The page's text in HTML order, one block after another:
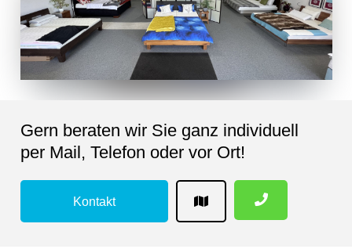
Gern beraten wir Sie ganz individuell
per Mail, Telefon oder vor Ort!
Kontakt